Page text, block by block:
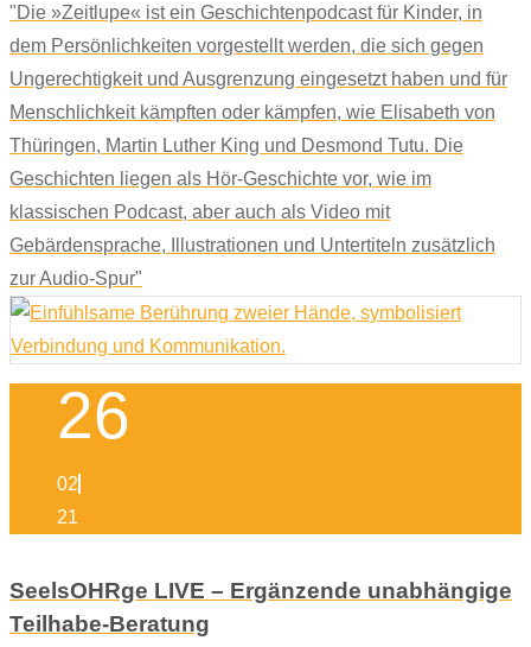
"Die »Zeitlupe« ist ein Geschichtenpodcast für Kinder, in
dem Persönlichkeiten vorgestellt werden, die sich gegen
Ungerechtigkeit und Ausgrenzung eingesetzt haben und für
Menschlichkeit kämpften oder kämpfen, wie Elisabeth von
Thüringen, Martin Luther King und Desmond Tutu. Die
Geschichten liegen als Hör-Geschichte vor, wie im
klassischen Podcast, aber auch als Video mit
Gebärdensprache, Illustrationen und Untertiteln zusätzlich
zur Audio-Spur"
26
02
21
SeelsOHRge LIVE – Ergänzende unabhängige
Teilhabe-Beratung